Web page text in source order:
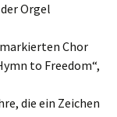
Orgel
Chor
to Freedom“,
die ein Zeichen